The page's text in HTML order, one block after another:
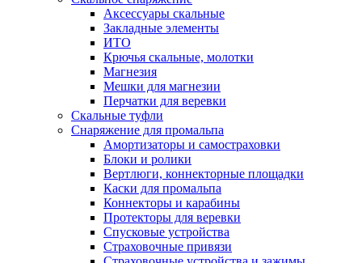
Аксессуары скальные
Закладные элементы
ИТО
Крючья скальные, молотки
Магнезия
Мешки для магнезии
Перчатки для веревки
Скальные туфли
Снаряжение для промальпа
Амортизаторы и самостраховки
Блоки и ролики
Вертлюги, коннекторные площадки
Каски для промальпа
Коннекторы и карабины
Протекторы для веревки
Спусковые устройства
Страховочные привязи